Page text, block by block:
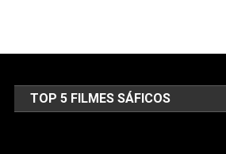
TOP 5 FILMES SÁFICOS